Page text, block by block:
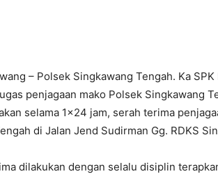
– Polsek Singkawang Tengah. Ka
penjagaan mako Polsek Singkawang
selama 1×24 jam, serah terima
di Jalan Jend Sudirman Gg. RDKS
dilakukan dengan selalu disiplin